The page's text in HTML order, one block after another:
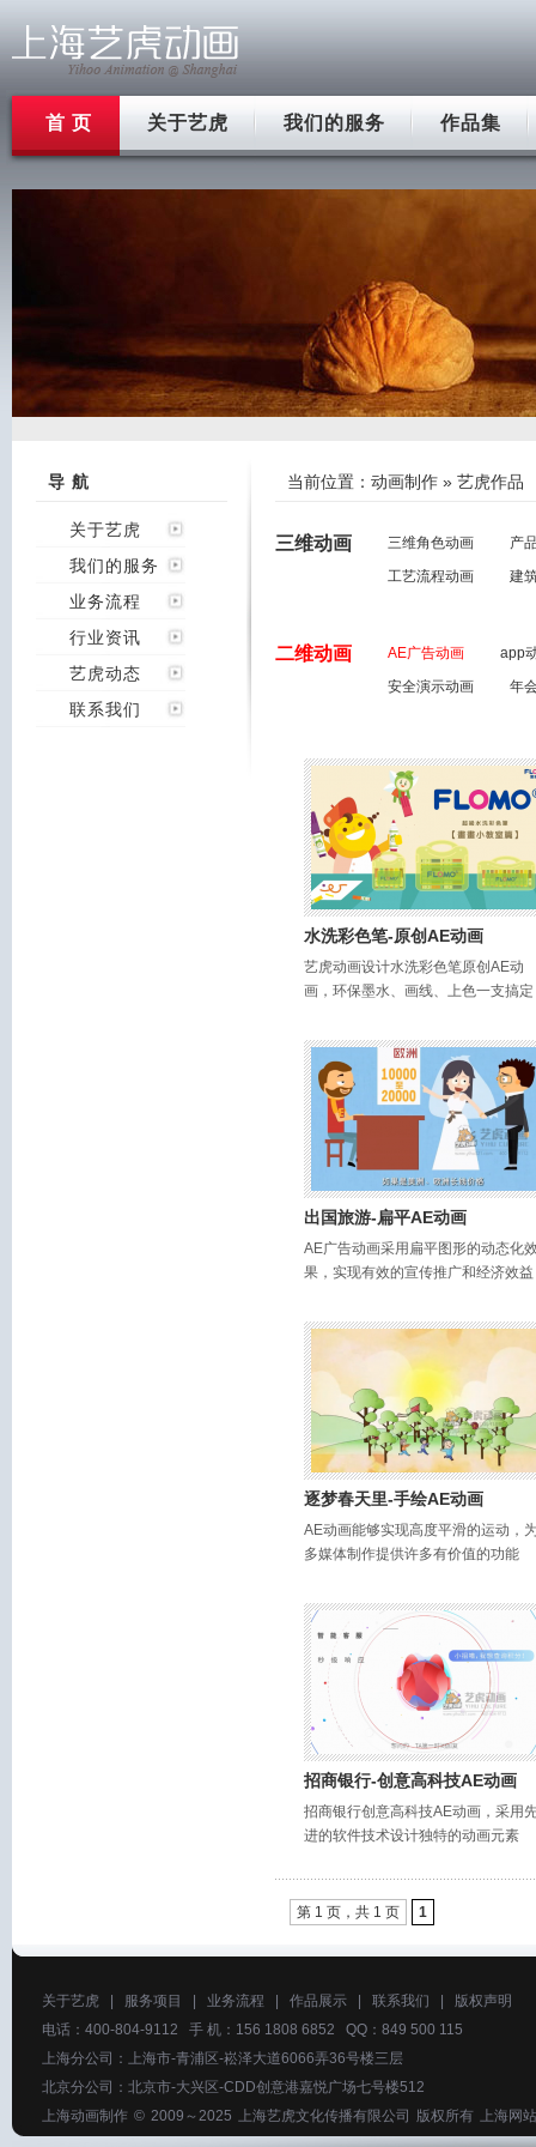
首 页 关于艺虎 我们的服务 作品集
导 航
关于艺虎
我们的服务
业务流程
行业资讯
艺虎动态
联系我们
当前位置： 动画制作 » 艺虎作品
三维动画 三维角色动画
产
工艺流程动画
建
二维动画 AE广告动画
app
安全演示动画
年
水洗彩色笔-原创AE动画
艺虎动画设计水洗彩色笔原创AE动
画，环保墨水、画线、上色一支搞定
出国旅游-扁平AE动画
AE广告动画采用扁平图形的动态化
果，实现有效的宣传推广和经济效益
逐梦春天里-手绘AE动画
AE动画能够实现高度平滑的运动，
多媒体制作提供许多有价值的功能
招商银行-创意高科技AE动画
招商银行创意高科技AE动画，采用
进的软件技术设计独特的动画元素
第 1 页，共 1 页 1
关于艺虎 服务项目 业务流程 作品展示 联系我们
版权声明
电话：400-804-9112 手 机：156 1808 6852 QQ：849 500 115
上海分公司：上海市-青浦区-崧泽大道6066弄36号楼三层
北京分公司：北京市-大兴区-CDD创意港嘉悦广场七号楼512
上海动画制作 © 2009～2025 上海艺虎文化传播有限公司 版权所有 上海网